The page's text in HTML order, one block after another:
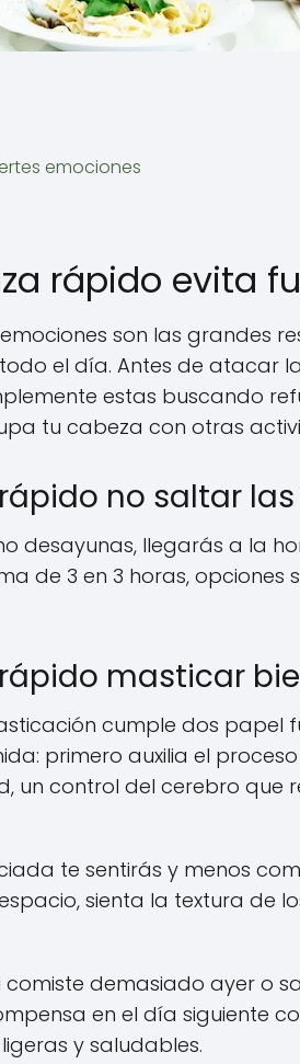
emociones
rápido evita
son las grandes
el día. Antes de atacar
estas buscando
tu cabeza con otras
no saltar
desayunas, llegarás a la
de 3 en 3 horas, opciones
masticar
cumple dos papel
primero auxilia el
un control del cerebro que
te sentirás y menos
sienta la textura de
comiste demasiado ayer o
en el día siguiente
y saludables.